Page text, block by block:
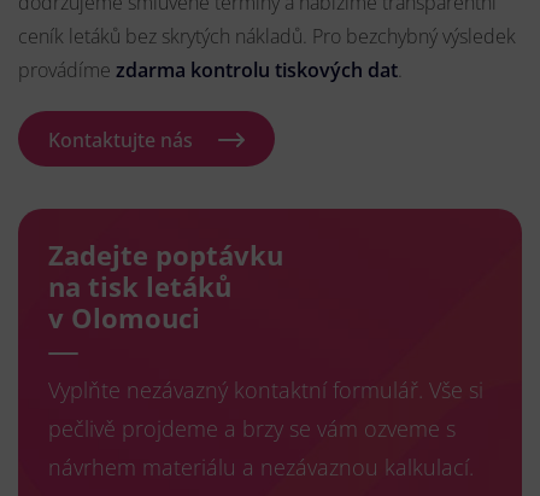
ceník letáků bez skrytých nákladů. Pro bezchybný výsledek
provádíme zdarma kontrolu tiskových dat.
Kontaktujte nás
Zadejte poptávku
na tisk letáků
v Olomouci
Vyplňte nezávazný kontaktní formulář. Vše si
pečlivě projdeme a brzy se vám ozveme s
návrhem materiálu a nezávaznou kalkulací.